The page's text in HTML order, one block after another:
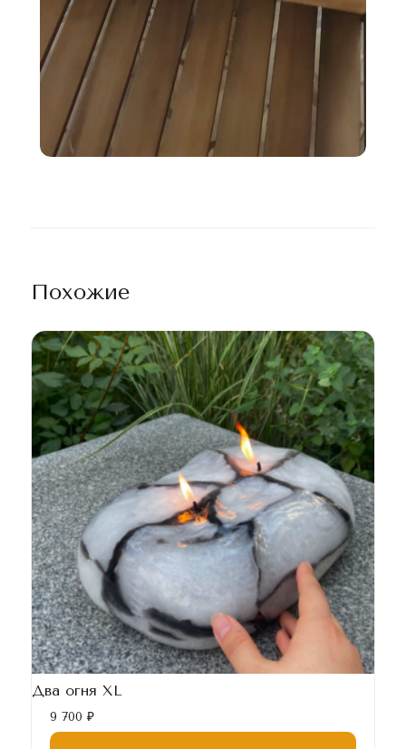
Похожие
Два огня XL
9 700 ₽